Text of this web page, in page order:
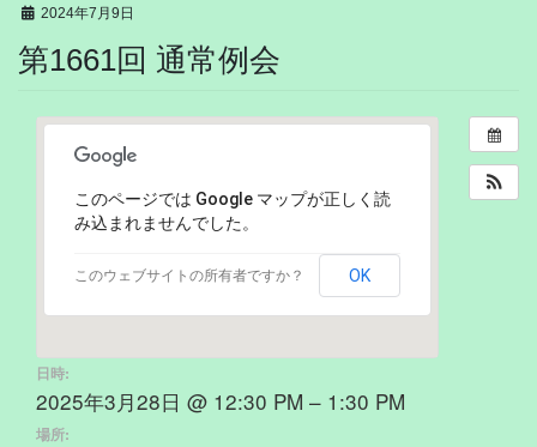
2024年7月9日
第1661回 通常例会
このページでは Google マップが正しく読
み込まれませんでした。
このウェブサイトの所有者ですか？ OK
日時:
2025年3月28日 @ 12:30 PM – 1:30 PM
場所: